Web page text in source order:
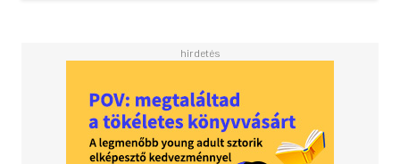
pótlások az I., II., IV. és V. fejezetben vannak. A VI. fejezet -
A könyv két új fejezettel gyarapodott: a VII. fejezettel ("Az
érzelmek változásának az ember életkori fejlődésének
folyamatával összefüggő jellegzetes sajátosságai") és a
VIII. fejezettel ("Az emocionális szféra